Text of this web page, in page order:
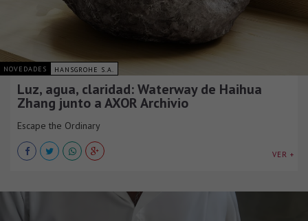
NOVEDADES HANSGROHE S.A.
Luz, agua, claridad: Waterway de Haihua
Zhang junto a AXOR Archivio
Escape the Ordinary
VER +